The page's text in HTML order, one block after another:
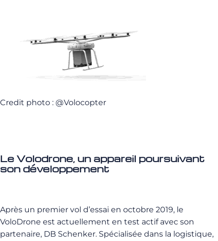
Credit photo : @Volocopter
Le Volodrone, un appareil poursuivant
son développement
Après un premier vol d’essai en octobre 2019, le
VoloDrone est actuellement en test actif avec son
partenaire, DB Schenker. Spécialisée dans la logistique,